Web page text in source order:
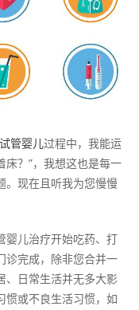
试管婴儿过程中，我能运
？”，我想这也是每一
。现在且听我为您慢慢
婴儿治疗开始吃药、打
诊完成，除非您合并一
、日常生活并无多大影
惯或不良生活习惯，如